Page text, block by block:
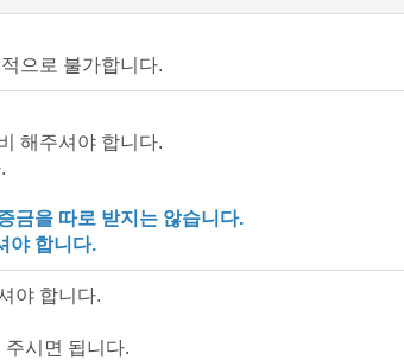
으로 불가합니다.
해주셔야 합니다.
금을 따로 받지는 않습니다.
야 합니다.
야 합니다.
시면 됩니다.